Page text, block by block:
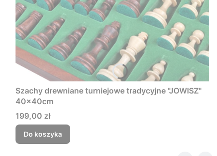
Szachy drewniane turniejowe tradycyjne "JOWISZ"
40x40cm
Cena
199,00 zł
Do koszyka